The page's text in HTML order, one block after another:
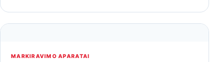
MARKIRAVIMO APARATAI